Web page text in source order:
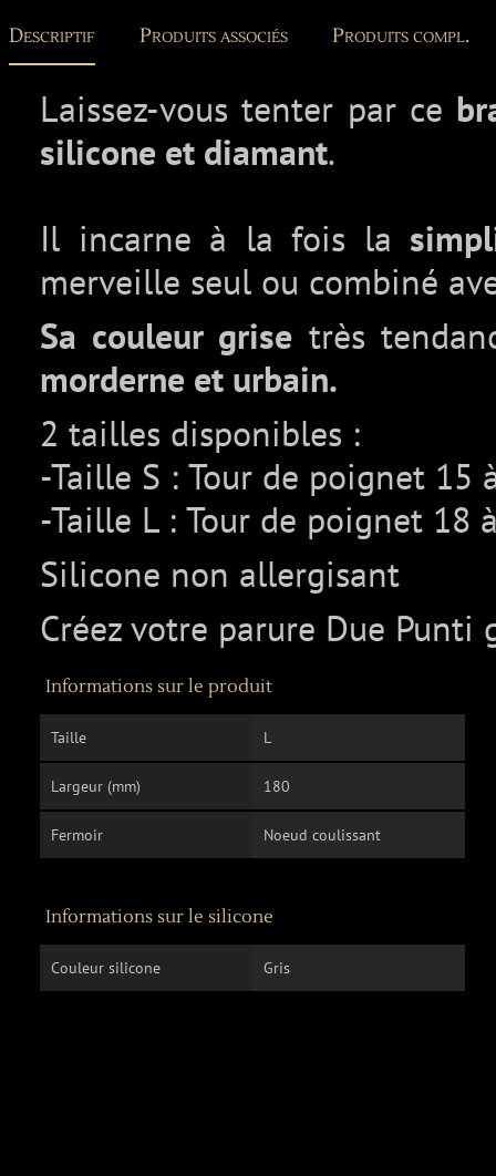
Descriptif Produits associés Produits compl.
Laissez-vous tenter par ce
silicone et diamant.
Il incarne à la fois la
merveille seul ou combiné
Sa couleur grise très
morderne et urbain.
2 tailles disponibles :
-Taille S : Tour de poignet 15
-Taille L : Tour de poignet 18
Silicone non allergisant
Créez votre parure Due Punti
Informations sur le produit
Taille L
Largeur (mm) 180
Fermoir Noeud coulissant
Informations sur le silicone
Couleur silicone Gris